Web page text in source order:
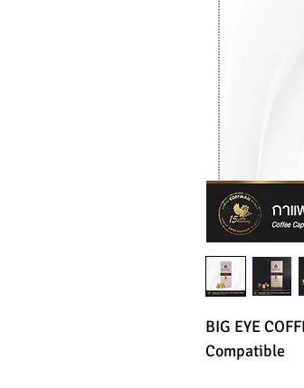
BIG EYE
Compatible